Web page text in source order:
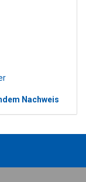
Nachweis